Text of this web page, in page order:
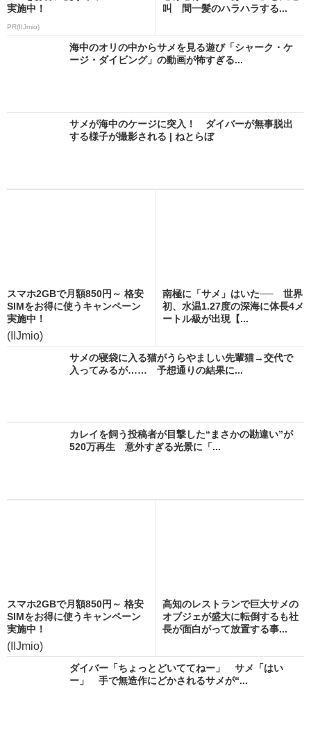
実施中！
PR(IIJmio)
叫 間一髪のハラハラする...
海中のオリの中からサメを見る遊び「シャーク・ケ
ージ・ダイビング」の動画が怖すぎる...
サメが海中のケージに突入！ ダイバーが無事脱出
する様子が撮影される | ねとらぼ
スマホ2GBで月額850円～ 格安
SIMをお得に使うキャンペーン
実施中！
(IIJmio)
南極に「サメ」はいた── 世界
初、水温1.27度の深海に体長4メ
ートル級が出現【...
サメの寝袋に入る猫がうらやましい先輩猫→交代で
入ってみるが…… 予想通りの結果に...
カレイを飼う投稿者が目撃した“まさかの勘違い”が
520万再生 意外すぎる光景に「...
スマホ2GBで月額850円～ 格安
SIMをお得に使うキャンペーン
実施中！
(IIJmio)
高知のレストランで巨大サメの
オブジェが盛大に転倒するも社
長が面白がって放置する事...
ダイバー「ちょっとどいててねー」 サメ「はい
ー」 手で無造作にどかされるサメが“...